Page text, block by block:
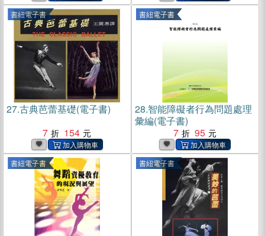
書紐電子書
27.古典芭蕾基礎(電子書)
7
154
書紐電子書
28.智能障礙者行為問題處理
彙編(電子書)
7
95
書紐電子書 書紐電子書